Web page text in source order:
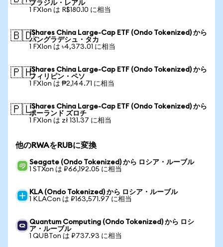
ブラジル・レアル
1 FXIon は R$180.10 に相当
🇧🇩iShares China Large-Cap ETF (Ondo Tokenized) から
バングラデシュ・タカ
1 FXIon は ৳4,373.01 に相当
🇵🇭iShares China Large-Cap ETF (Ondo Tokenized) から
フィリピン・ペソ
1 FXIon は ₱2,144.71 に相当
🇵🇱iShares China Large-Cap ETF (Ondo Tokenized) から
ポーランド ズロチ
1 FXIon は zł 131.37 に相当
他のRWAをRUBに変換
Seagate (Ondo Tokenized) から ロシア・ルーブル
1 STXon は ₽66,192.05 に相当
KLA (Ondo Tokenized) から ロシア・ルーブル
1 KLACon は ₽163,571.97 に相当
Quantum Computing (Ondo Tokenized) から ロシ
ア・ルーブル
1 QUBTon は ₽737.93 に相当